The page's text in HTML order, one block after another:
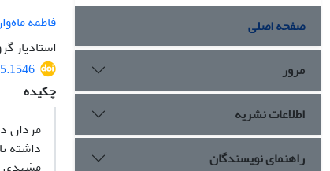
فاطمه
استادیار
چکیده
مردان
داشته
صفحه اصلی
مرور
اطلاعات نشریه
راهنمای نویسندگان